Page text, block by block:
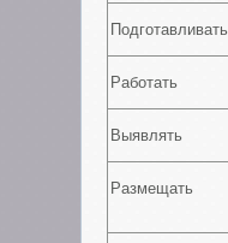
Подготавливать
Работать
Выявлять
Размещать